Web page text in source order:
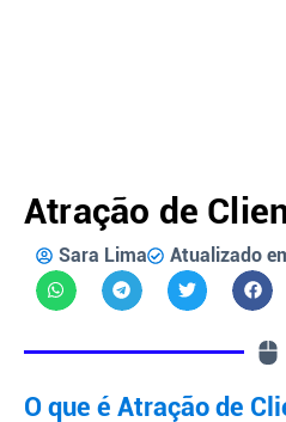
Atração de
Sara Lima Atualizado
O que é Atração de